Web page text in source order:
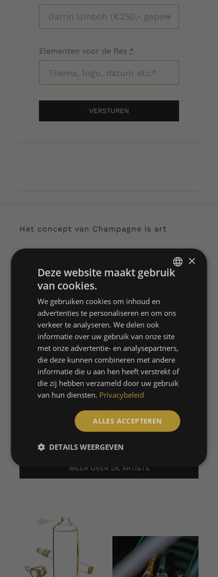
Elementen voor de fles *
VERSTUREN
Het concept van Champagne is art
De creatie van
unieke kunst.
Voor de realisatie van de bijzondere en unieke
flessen werken wij samen met diverse
kunstenaars. Hierdoor kunnen wij ook
diversiteit bieden want iedere kunstenaar
heeft een eigen stijl.
TEO KAYKAY – MILAAN
MARCEL LABRIE – ROTTERDAM
SANNE FREDERIKS – ROTTERDAM
MEER OVER DE ARTISTS
×
Deze website maakt gebruik
van cookies.
We gebruiken cookies om inhoud en
advertenties te personaliseren en om ons
verkeer te analyseren. We delen ook
informatie over uw gebruik van onze site
met onze advertentie- en analysepartners,
die deze kunnen combineren met andere
informatie die u aan hen heeft verstrekt of
die zij hebben verzameld door uw gebruik
van hun diensten. Privacybeleid
ALLES ACCEPTEREN
DETAILS WEERGEVEN